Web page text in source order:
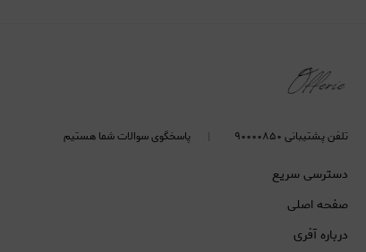
تلفن پشتیبانی ۹۰۰۰۰۸۵۰ پاسخگوی سوالات شما هستیم
دسترسی سریع
صفحه اصلی
درباره آفری